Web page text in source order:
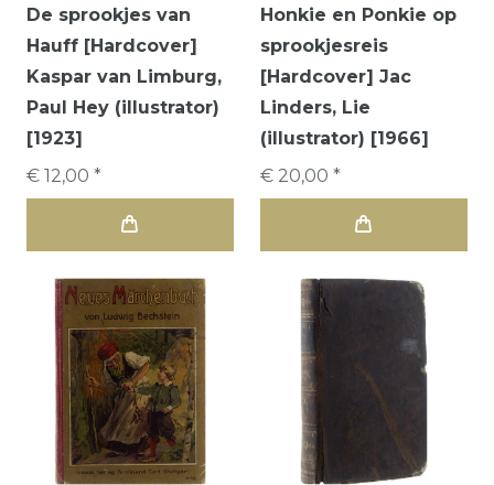
De sprookjes van
Hauff [Hardcover]
Kaspar van Limburg,
Paul Hey (illustrator)
[1923]
€ 12,00 *
Honkie en Ponkie op
sprookjesreis
[Hardcover] Jac
Linders, Lie
(illustrator) [1966]
€ 20,00 *